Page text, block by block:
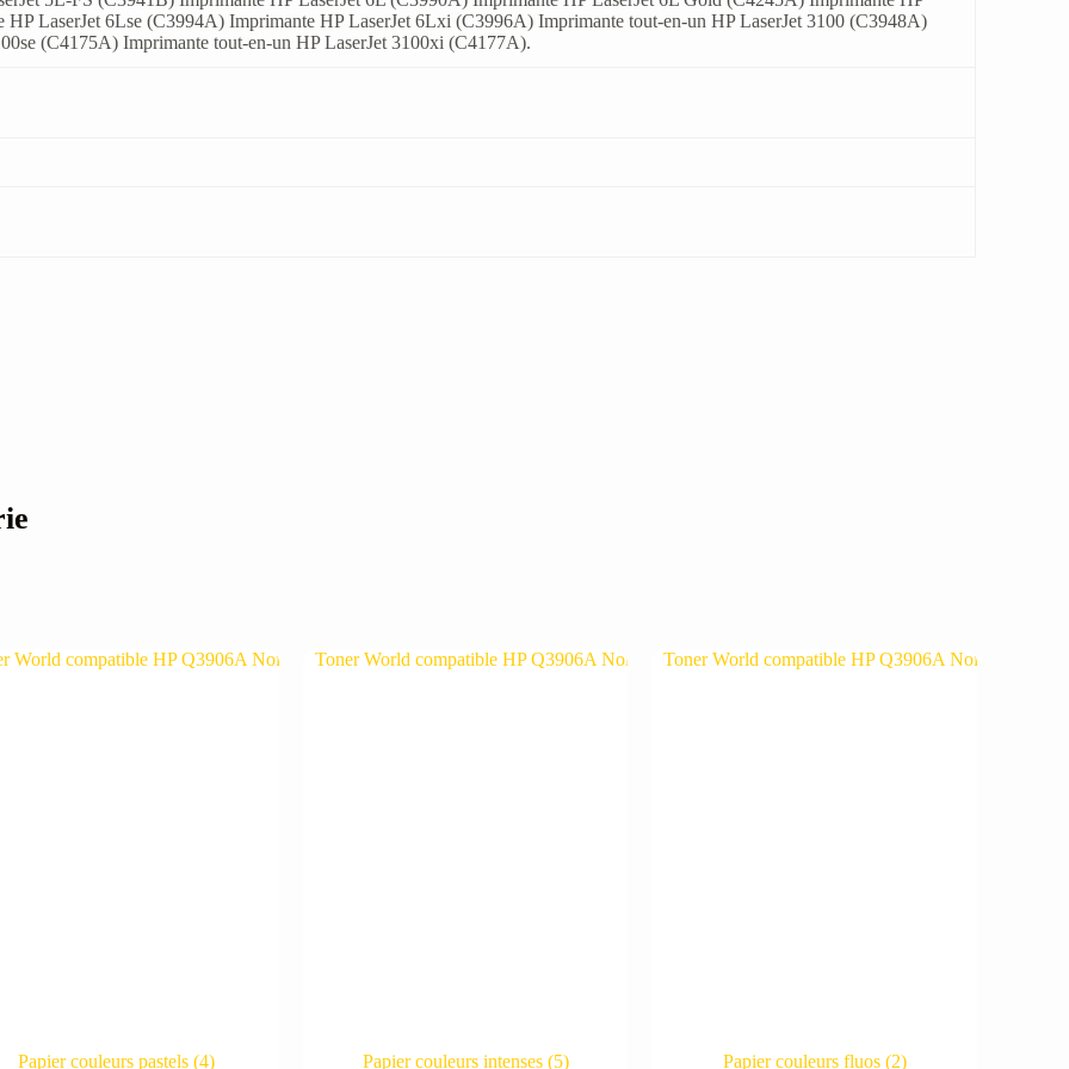
LaserJet 6Lse (C3994A) Imprimante HP LaserJet 6Lxi (C3996A) Imprimante tout-en-un HP LaserJet 3100 (C3948A)
(C4175A) Imprimante tout-en-un HP LaserJet 3100xi (C4177A).
Papier couleurs pastels(4) Papier couleurs intenses (5) Papier couleurs fluos (2)